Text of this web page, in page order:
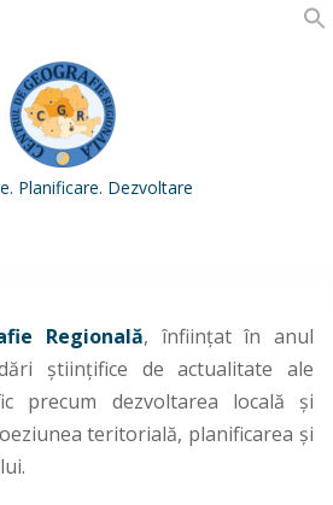
Planificare. Dezvoltare
Regională, înfiinţat în anul
ştiinţifice de actualitate ale
precum dezvoltarea locală şi
teritorială, planificarea şi